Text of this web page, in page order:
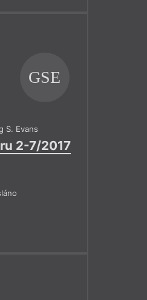
GSE
S. Evans
2-7/2017